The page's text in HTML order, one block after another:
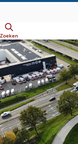
hoofdinhoud
Zoeken